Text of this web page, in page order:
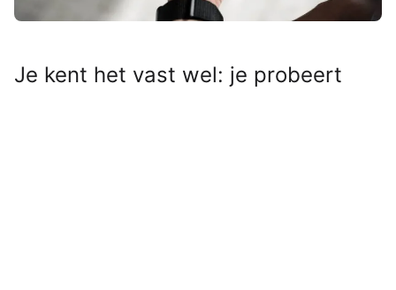
Je kent het vast wel: je probeert